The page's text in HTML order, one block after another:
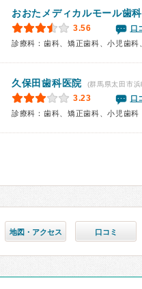
おおたメディカルモール歯科
3.56
口
診療科：歯科、矯正歯科、小児歯
久保田歯科医院 (群馬県太田市浜
3.23
口
診療科：歯科、矯正歯科、小児歯科
地図・アクセス 口コミ